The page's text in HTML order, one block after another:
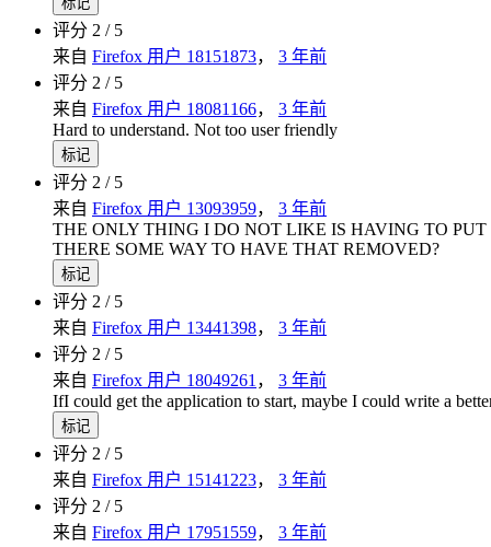
评分 2 / 5
来自 Firefox 用户 18151873， 3 年前
评分 2 / 5
来自 Firefox 用户 18081166， 3 年前
Hard to understand. Not too user friendly
标记
评分 2 / 5
来自 Firefox 用户 13093959， 3 年前
THE ONLY THING I DO NOT LIKE IS HAVING TO
THERE SOME WAY TO HAVE THAT REMOVED?
标记
评分 2 / 5
来自 Firefox 用户 13441398， 3 年前
评分 2 / 5
来自 Firefox 用户 18049261 ， 3 年前
IfI could get the application to start, maybe I could write a
标记
评分 2 / 5
来自 Firefox 用户 15141223， 3 年前
评分 2 / 5
来自 Firefox 用户 17951559， 3 年前